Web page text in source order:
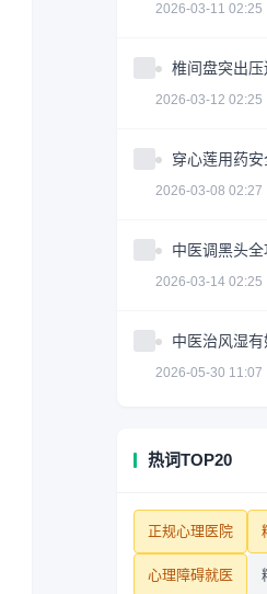
2026-03-11 02:25
椎间盘突出压
2026-03-12 02:25
穿心莲用药安
2026-03-08 02:27
中医调黑头全
2026-03-14 02:25
中医治风湿
2026-05-30 11:07
热词TOP20
正规心理医院
心理障碍就医